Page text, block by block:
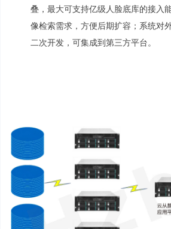
叠，最大可支持亿级人脸底库的接入
像检索需求，方便后期扩容；系统对
二次开发，可集成到第三方平台。